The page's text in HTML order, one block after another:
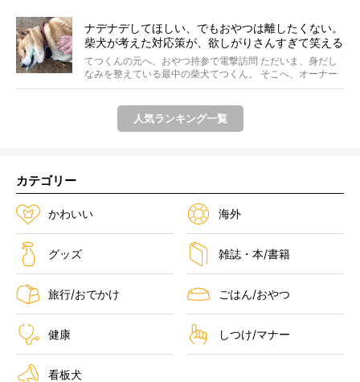
ナデナデしてほしい、でもおやつは離したくない。
柴犬が考えた対応策が、欲しがりさんすぎて笑える
【動画】
てつくんの元へ、おやつ持参で電撃訪問 ただいま、身だし
なみを整えている最中の柴犬てつくん。 そこへ、オーナー
さ...
人気ランキング一覧
カテゴリー
かわいい 海外
グッズ 雑誌・本/書籍
旅行/おでかけ ごはん/おやつ
健康 しつけ/マナー
看板犬